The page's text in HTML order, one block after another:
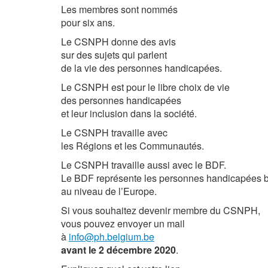
Les membres sont nommés
pour six ans.
Le CSNPH donne des avis
sur des sujets qui parlent
de la vie des personnes handicapées.
Le CSNPH est pour le libre choix de vie
des personnes handicapées
et leur inclusion dans la société.
Le CSNPH travaille avec
les Régions et les Communautés.
Le CSNPH travaille aussi avec le BDF.
Le BDF représente les personnes handicapées
au niveau de l’Europe.
Si vous souhaitez devenir membre du CSNPH,
vous pouvez envoyer un mail
à info@ph.belgium.be
avant le 2 décembre2020.